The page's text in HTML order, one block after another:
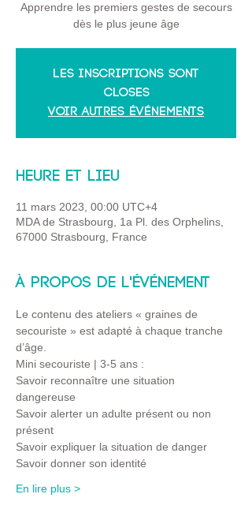
Apprendre les premiers gestes de secours
dès le plus jeune âge
Les inscriptions sont
closes
Voir autres événements
Heure et lieu
11 mars 2023, 00:00 UTC+4
MDA de Strasbourg, 1a Pl. des Orphelins,
67000 Strasbourg, France
À propos de l'événement
Le contenu des ateliers « graines de
secouriste » est adapté à chaque tranche
d’âge.
Mini secouriste | 3-5 ans :
Savoir reconnaître une situation
dangereuse
Savoir alerter un adulte présent ou non
présent
Savoir expliquer la situation de danger
Savoir donner son identité
En lire plus >